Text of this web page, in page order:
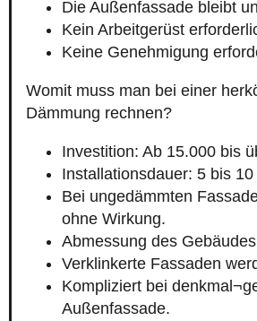
Die Außenfassade bleibt
Kein Arbeitgerüst
Keine Genehmigung
Womit muss man bei einer
Dämmung rechnen?
Investition: Ab 15.000 bis
Installationsdauer: 5 bis 10
Bei ungedämmten
ohne Wirkung.
Abmessung des
Verklinkerte Fassaden
Kompliziert bei
Außenfassade.